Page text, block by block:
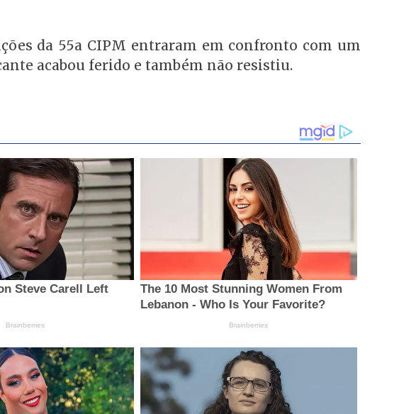
da 55a CIPM entraram em confronto com um
acabou ferido e também não resistiu.